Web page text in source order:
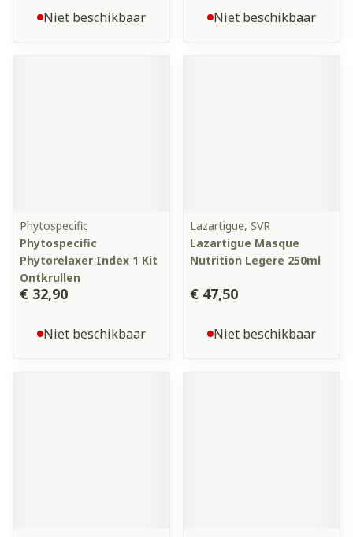
Niet beschikbaar Niet beschikbaar
Phytospecific
Phytospecific
Phytorelaxer Index 1 Kit
Ontkrullen
€ 32,90
Niet beschikbaar
Lazartigue, SVR
Lazartigue Masque
Nutrition Legere 250ml
€ 47,50
Niet beschikbaar